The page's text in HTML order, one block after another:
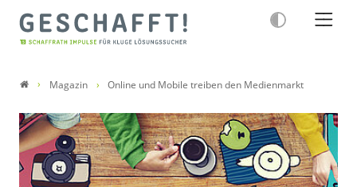
Magazin Online und Mobile treiben den Medienmarkt